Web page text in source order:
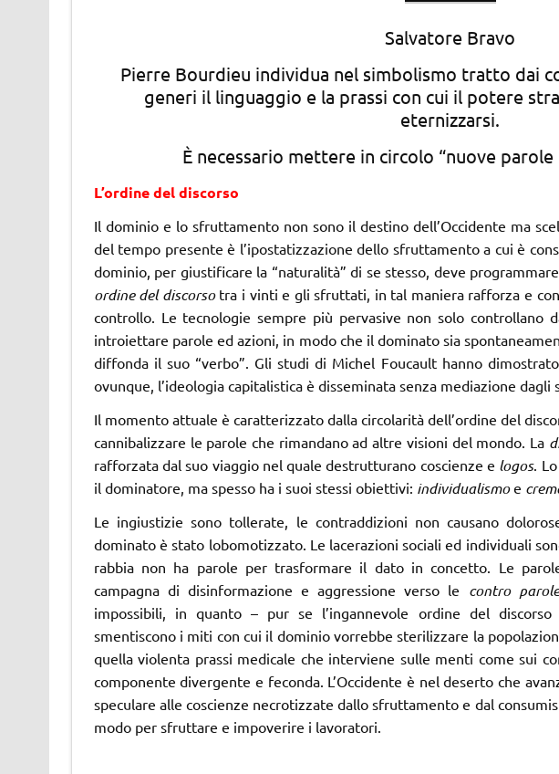
Salvatore Bravo
Pierre Bourdieu individua nel simbolismo tratto dai
generi il linguaggio e la prassi con cui il potere
eternizzarsi.
È necessario mettere in circolo “nuove
L’ordine del discorso
Il dominio e lo sfruttamento non sono il destino dell’Occidente ma
del tempo presente è l’ipostatizzazione dello sfruttamento a cui è
dominio, per giustificare la “naturalità” di se stesso, deve
ordine del discorsotra i vinti e gli sfruttati, in tal maniera rafforza e
controllo. Le tecnologie sempre più pervasive non solo controllano
introiettare parole ed azioni, in modo che il dominato sia
diffonda il suo “verbo”. Gli studi di Michel Foucault hanno
ovunque, l’ideologia capitalistica è disseminata senza mediazione dagli
Il momento attuale è caratterizzato dalla circolarità dell’ordine del
cannibalizzare le parole che rimandano ad altre visioni del mondo. La
rafforzata dal suo viaggio nel quale destrutturano coscienze e logos.
il dominatore, ma spesso ha i suoi stessi obiettivi: individualismoe
Le ingiustizie sono tollerate, le contraddizioni non causano
dominato è stato lobomotizzato. Le lacerazioni sociali ed individuali
rabbia non ha parole per trasformare il dato in concetto. Le
campagna di disinformazione e aggressione verso le contro parole
impossibili, in quanto – pur se l’ingannevole ordine del
smentiscono i miti con cui il dominio vorrebbe sterilizzare la
quella violenta prassi medicale che interviene sulle menti come sui
componente divergente e feconda. L’Occidente è nel deserto che
speculare alle coscienze necrotizzate dallo sfruttamento e dal
modo per sfruttare e impoverire i lavoratori.